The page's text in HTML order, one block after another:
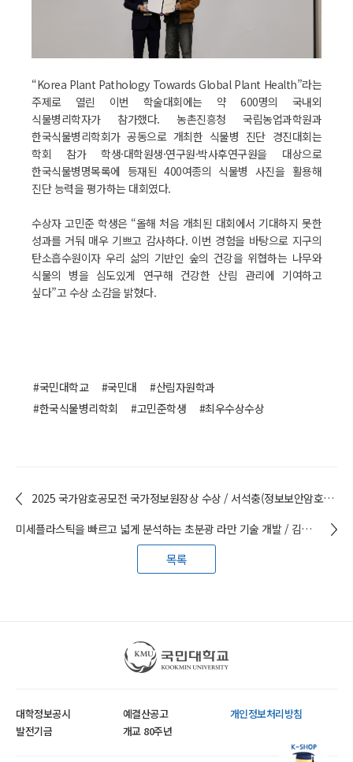
“Korea Plant Pathology Towards Global Plant Health”라는
주제로 열린 이번 학술대회에는 약 600명의 국내외
식물병리학자가 참가했다. 농촌진흥청 국립농업과학원과
한국식물병리학회가 공동으로 개최한 식물병 진단 경진대회는
학회 참가 학생·대학원생·연구원·박사후연구원을 대상으로
한국식물병명목록에 등재된 400여종의 식물병 사진을 활용해
진단 능력을 평가하는 대회였다.
수상자 고민준 학생은 “올해 처음 개최된 대회에서 기대하지 못한
성과를 거둬 매우 기쁘고 감사하다. 이번 경험을 바탕으로 지구의
탄소흡수원이자 우리 삶의 기반인 숲의 건강을 위협하는 나무와
식물의 병을 심도있게 연구해 건강한 산림 관리에 기여하고
싶다”고 수상 소감을 밝혔다.
#국민대학교 #국민대
#산림자원학과
#한국식물병리학회
#고민준학생 #최우수상수상
2025 국가암호공모전 국가정보원장상 수상 / 서석충(정보보안암호수학과) 교수 연구팀
미세플라스틱을 빠르고 넓게 분석하는 초분광 라만 기술 개발 / 김형민(응용화학부) 교수 연구팀
목록
국민대학교
대학정보공시 예결산공고
개인정보처리방침
발전기금
개교 80주년